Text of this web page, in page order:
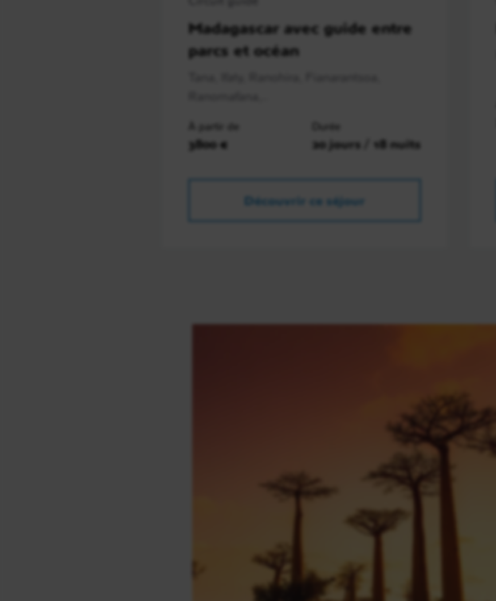
Madagascar avec guide entre
parcs et océan
À partir de
3800 €
Durée
20 jours / 18 nuits
Découvrir ce séjour